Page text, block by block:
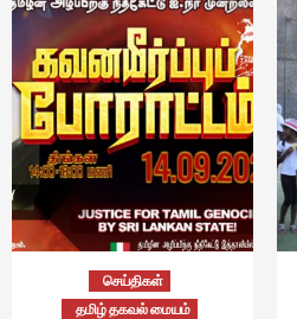
செய்திகள்
தமிழ் தகவல் மையம்